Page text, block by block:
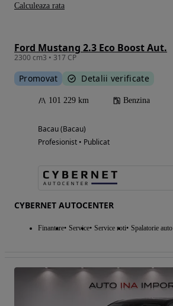
Ford Mustang 2.3 Eco Boost Aut.
2300 cm3 • 317 CP
Promovat Detalii verificate
101 229 km Benzina
Bacau (Bacau)
Profesionist • Publicat
CYBERNET AUTOCENTER
Finantare Service Service roti Spalatorie auto
Calculeaza rata